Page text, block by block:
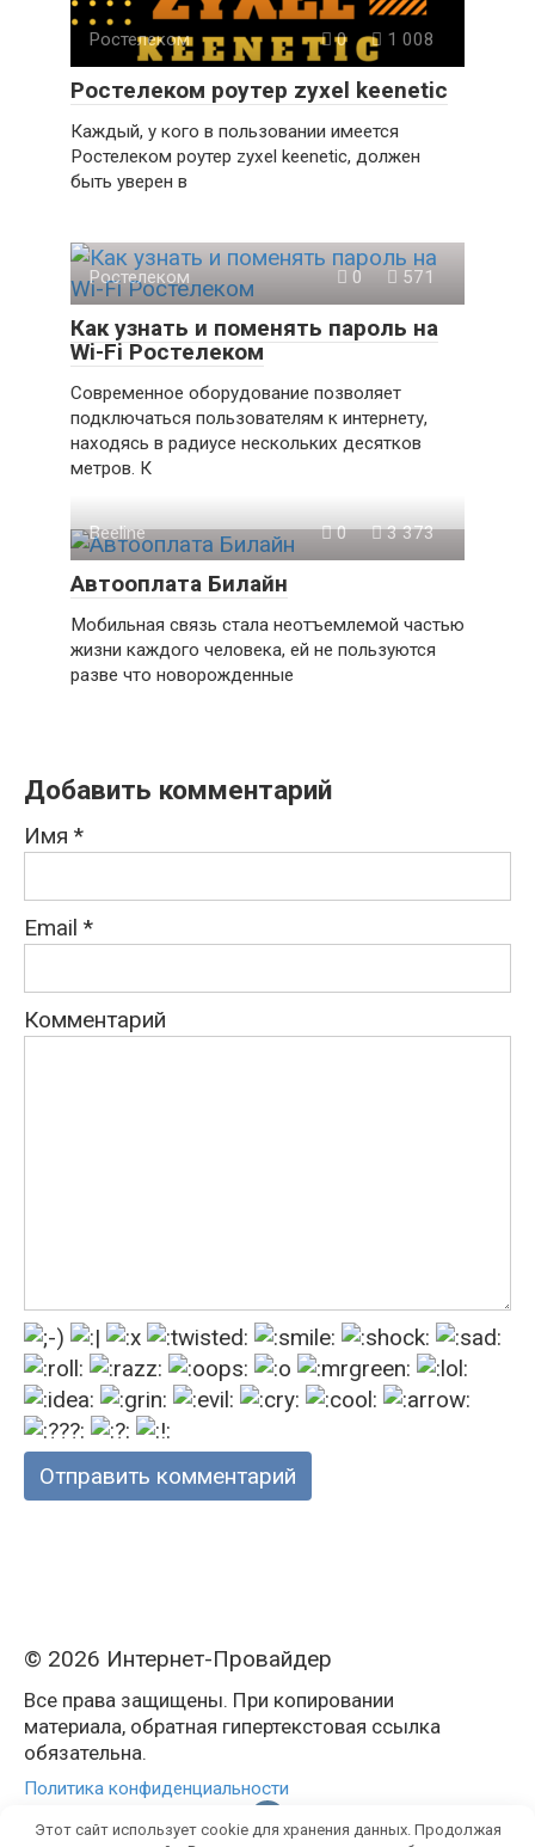
Ростелеком 0 1 008
Ростелеком роутер zyxel keenetic
Каждый, у кого в пользовании имеется
Ростелеком роутер zyxel keenetic, должен
быть уверен в
Ростелеком 0 571
Как узнать и поменять пароль на
Wi-Fi Ростелеком
Современное оборудование позволяет
подключаться пользователям к интернету,
находясь в радиусе нескольких десятков
метров. К
Beeline 0 3 373
Автооплата Билайн
Мобильная связь стала неотъемлемой частью
жизни каждого человека, ей не пользуются
разве что новорожденные
Добавить комментарий
Имя *
Email *
Комментарий
© 2026 Интернет-Провайдер
Все права защищены. При копировании
материала, обратная гипертекстовая ссылка
обязательна.
Политика конфиденциальности
Этот сайт использует cookie для хранения данных. Продолжая